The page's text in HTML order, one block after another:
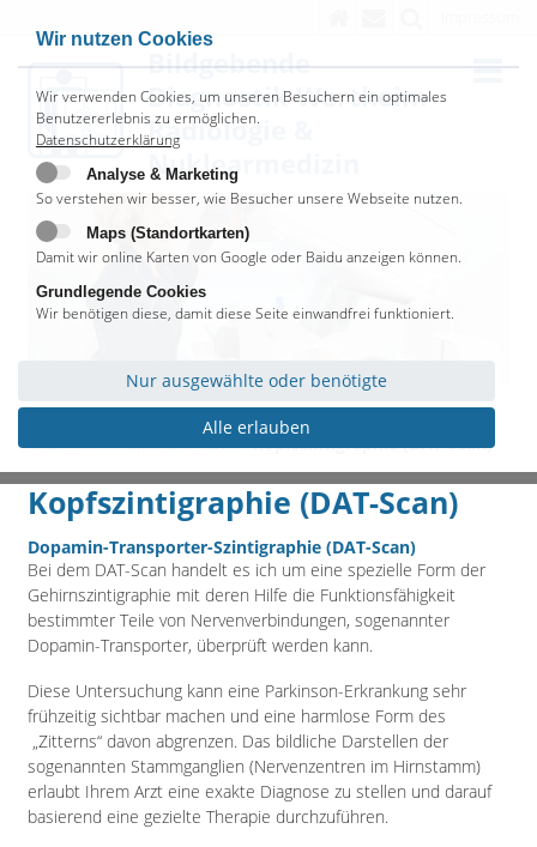
Bildgebende
Diagnostik Wertheim
Radiologie &
Nuklearmedizin
Startseite Nuklearmedizin Kopfszintigraphie (DAT-Scan)
Kopfszintigraphie (DAT-Scan)
Dopamin-Transporter-Szintigraphie (DAT-Scan)
Bei dem DAT-Scan handelt es ich um eine spezielle Form der
Gehirnszintigraphie mit deren Hilfe die Funktionsfähigkeit
bestimmter Teile von Nervenverbindungen, sogenannter
Dopamin-Transporter, überprüft werden kann.
Diese Untersuchung kann eine Parkinson-Erkrankung sehr
frühzeitig sichtbar machen und eine harmlose Form des
„Zitterns“ davon abgrenzen. Das bildliche Darstellen der
sogenannten Stammganglien (Nervenzentren im Hirnstamm)
erlaubt Ihrem Arzt eine exakte Diagnose zu stellen und darauf
basierend eine gezielte Therapie durchzuführen.
Wir nutzen Cookies
Wir verwenden Cookies, um unseren Besuchern ein optimales
Benutzererlebnis zu ermöglichen.
Datenschutzerklärung
Analyse & Marketing
So verstehen wir besser, wie Besucher unsere Webseite nutzen.
Maps (Standortkarten)
Damit wir online Karten von Google oder Baidu anzeigen können.
Grundlegende Cookies
Wir benötigen diese, damit diese Seite einwandfrei funktioniert.
Nur ausgewählte oder benötigte
Alle erlauben